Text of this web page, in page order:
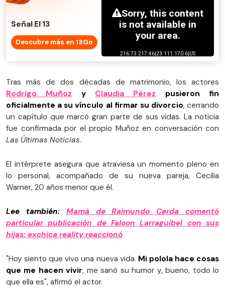
Señal El 13
Descubre más en 13Go
Tras más de dos décadas de matrimonio, los actores
Rodrigo Muñoz y Claudia Pérez pusieron fin
oficialmente a su vínculo al firmar su divorcio, cerrando
un capítulo que marcó gran parte de sus vidas. La noticia
fue confirmada por el propio Muñoz en conversación con
Las Últimas Noticias.
El intérprete asegura que atraviesa un momento pleno en
lo personal, acompañado de su nueva pareja, Cecilia
Warner, 20 años menor que él.
Lee también: Mamá de Raimundo Cerda comentó
particular publicación de Faloon Larraguibel con sus
hijas: exchica reality reaccionó
"Hoy siento que vivo una nueva vida. Mi polola hace cosas
que me hacen vivir, me sanó su humor y, bueno, todo lo
que ella es", afirmó el actor.